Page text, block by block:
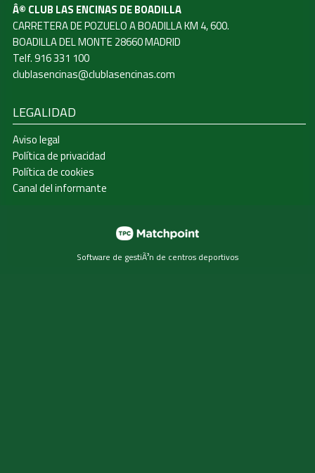
Â© CLUB LAS ENCINAS DE BOADILLA
CARRETERA DE POZUELO A BOADILLA KM 4, 600.
BOADILLA DEL MONTE 28660 MADRID
Telf. 916 331 100
clublasencinas@clublasencinas.com
LEGALIDAD
Aviso legal
Política de privacidad
Política de cookies
Canal del informante
Software de gestiÃ³n de centros deportivos